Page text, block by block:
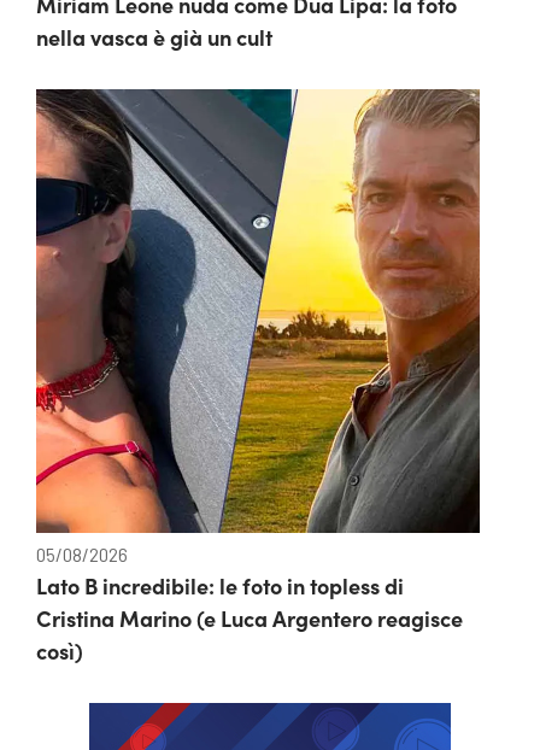
nella vasca è già un cult
05/08/2026
Lato B incredibile: le foto in topless di
Cristina Marino (e Luca Argentero reagisce
così)